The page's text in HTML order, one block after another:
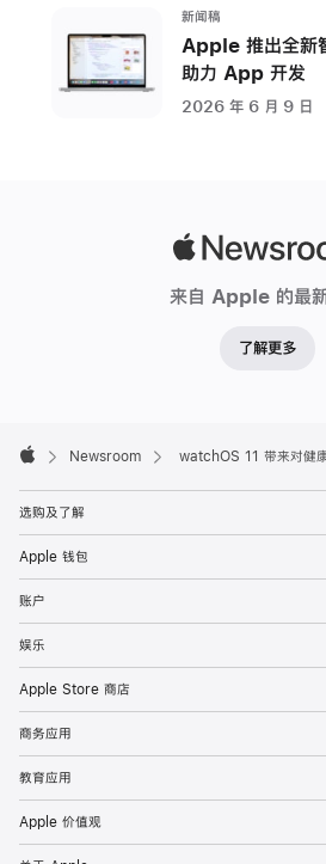
app、
训
练
方
式、
叠
照
片
盘
能
新闻稿
Apple 推出全新
助力 App 开发
2026 年 6 月 9 日
来自 Apple 的最
了解更多
Footer

Newsroom watchOS 11 带来对健
选购及了解
Apple 钱包
账户
娱乐
Apple Store 商店
商务应用
教育应用
Apple 价值观